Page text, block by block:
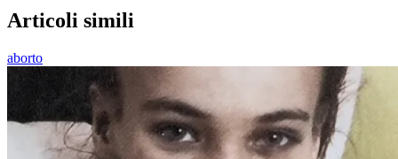
Articoli simili
aborto